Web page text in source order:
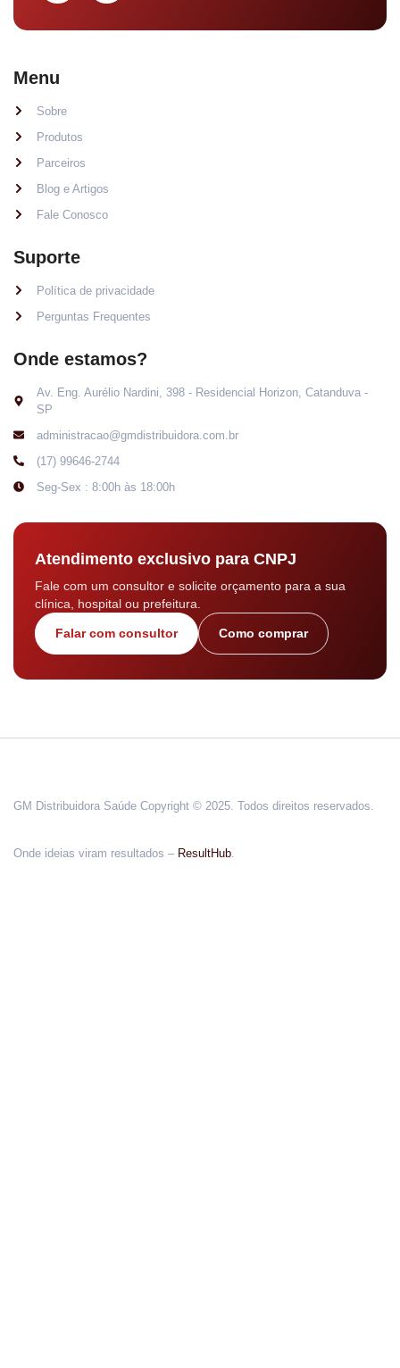
Menu
Sobre
Produtos
Parceiros
Blog e Artigos
Fale Conosco
Suporte
Política de privacidade
Perguntas Frequentes
Onde estamos?
Av. Eng. Aurélio Nardini, 398 - Residencial Horizon, Catanduva -
SP
administracao@gmdistribuidora.com.br
(17) 99646-2744
Seg-Sex : 8:00h às 18:00h
Atendimento exclusivo para CNPJ
Fale com um consultor e solicite orçamento para a sua
clínica, hospital ou prefeitura.
Falar com consultor Como comprar
GM Distribuidora Saúde Copyright © 2025. Todos direitos reservados.
Onde ideias viram resultados – ResultHub.